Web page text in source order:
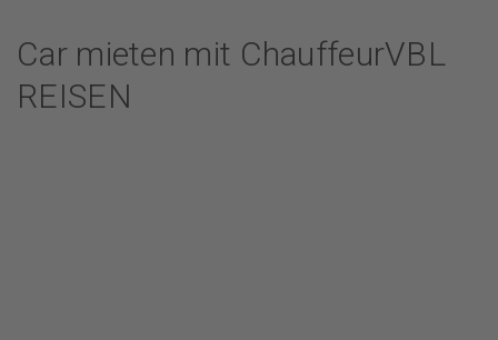
Car mieten mit ChauffeurVBL
REISEN